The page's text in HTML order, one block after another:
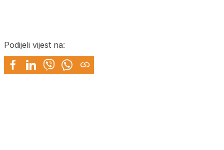
Podijeli vijest na: